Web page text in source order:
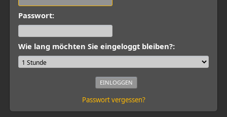
Passwort:
Wie lang möchten Sie eingeloggt bleiben?:
Passwort vergessen?